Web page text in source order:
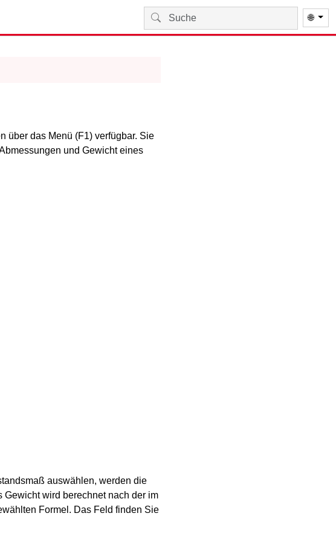
🌐
über das Menü (F1) verfügbar. Sie
und Gewichteines
auswählen, werden die
Gewichtwird berechnet nach der im
Formel. Das Feld finden Sie